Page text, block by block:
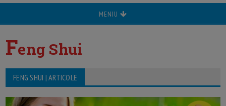
MENIU
Feng Shui
FENG SHUI | ARTICOLE